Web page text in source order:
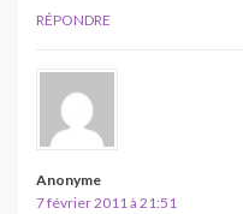
RÉPONDRE
Anonyme
7 février 2011 à 21:51